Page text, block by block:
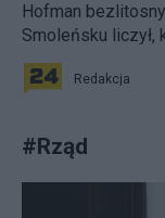
Hofman
Smoleńsku liczył,
Redakcja
#Rząd